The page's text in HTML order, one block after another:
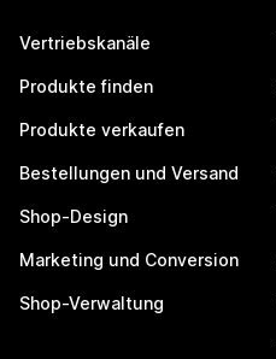
Vertriebskanäle
Produkte finden
Produkte verkaufen
Bestellungen und Versand
Shop-Design
Marketing und Conversion
Shop-Verwaltung